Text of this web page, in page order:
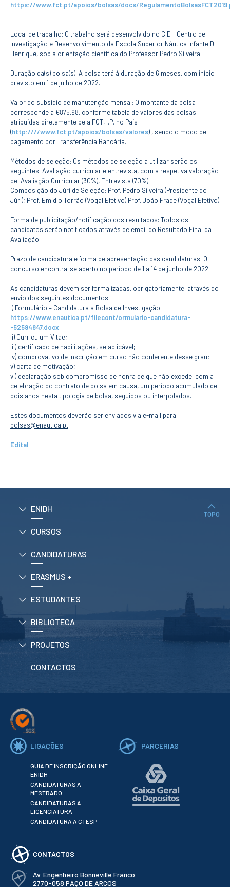
Ação Social
Desporto Escolar
Gabinete de
Apoio ao
Estudante
Guia do
Estudante
Projetos
Testemunhos
BIBLIOTECA
Biblioteca
Insights
Utilizadores
Serviços
Recursos
Eletrónicos
Catálogo ENIDH
Revistas
Científicas e
Técnicas
Outros Recursos
Sugestões e
Reclamações
PROJETOS
Centros da ENIDH
Investigação e
Desenvolvimento
Projetos I&D
Projetos de
Financiamento
https://www.fct.pt/apoios/bolsas/docs/
.
Local de trabalho: O trabalho será desenvolvido no CID - Centro de
Investigação e Desenvolvimento da Escola Superior Náutica Infante D.
Henrique, sob a orientação científica do Professor Pedro Silveira.
Duração da(s) bolsa(s): A bolsa terá à duração de 6 meses, com início
previsto em 1 de julho de 2022.
Valor do subsídio de manutenção mensal: O montante da bolsa
corresponde a €875,98, conforme tabela de valores das bolsas
atribuídas diretamente pela FCT, I.P. no País
(http:////www.fct.pt/apoios/bolsas/valores) , sendo o modo de
pagamento por Transferência Bancária.
Métodos de seleção: Os métodos de seleção a utilizar serão os
seguintes: Avaliação curricular e entrevista, com a respetiva valoração
de: Avaliação Curricular (30%), Entrevista (70%).
Composição do Júri de Seleção: Prof. Pedro Silveira (Presidente do
Júri); Prof. Emídio Torrão (Vogal Efetivo) Prof. João Frade (Vogal Efetivo)
Forma de publicitação/notificação dos resultados: Todos os
candidatos serão notificados através de email do Resultado Final da
Avaliação.
Prazo de candidatura e forma de apresentação das candidaturas: O
concurso encontra-se aberto no período de 1 a 14 de junho de 2022.
As candidaturas devem ser formalizadas, obrigatoriamente, através do
envio dos seguintes documentos:
i) Formulário – Candidatura a Bolsa de Investigação
https://www.enautica.pt/filecont/ormulario-candidatura-
-52594847.docx
ii) Curriculum Vitae;
iii) certificado de habilitações, se aplicável;
iv) comprovativo de inscrição em curso não conferente desse grau;
v) carta de motivação;
vi) declaração sob compromisso de honra de que não excede, com a
celebração do contrato de bolsa em causa, um período acumulado de
dois anos nesta tipologia de bolsa, seguidos ou interpolados.
Estes documentos deverão ser enviados via e-mail para:
bolsas@enautica.pt
Edital
ENIDH
CURSOS
CANDIDATURAS
ERASMUS +
ESTUDANTES
BIBLIOTECA
PROJETOS
CONTACTOS
TOPO
LIGAÇÕES
GUIA DE INSCRIÇÃO ONLINE
ENIDH
CANDIDATURAS A
MESTRADO
CANDIDATURAS A
LICENCIATURA
CANDIDATURA A CTESP
PARCERIAS
CONTACTOS
Av. Engenheiro Bonneville Franco
2770-058 PAÇO DE ARCOS